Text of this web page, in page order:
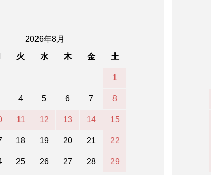
2026年8月
火 水 木 金 土
1
4 5 6 7 8
11 12 13 14 15
18 19 20 21 22
25 26 27 28 29